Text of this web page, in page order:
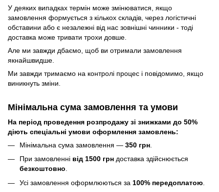
У деяких випадках термін може змінюватися, якщо
замовлення формується з кількох складів, через логістичні
обставини або є незалежні від нас зовнішні чинники - тоді
доставка може тривати трохи довше.
Але ми завжди дбаємо, щоб ви отримали замовлення
якнайшвидше.
Ми завжди тримаємо на контролі процес і повідомимо, якщо
виникнуть зміни.
Мінімальна сума замовлення та умови
На період проведення розпродажу зі знижками до 50%
діють спеціальні умови оформлення замовлень:
Мінімальна сума замовлення — 350 грн
При замовленні від 1500 грн доставка здійснюється
безкоштовно.
Усі замовлення оформлюються за 100% передоплатою